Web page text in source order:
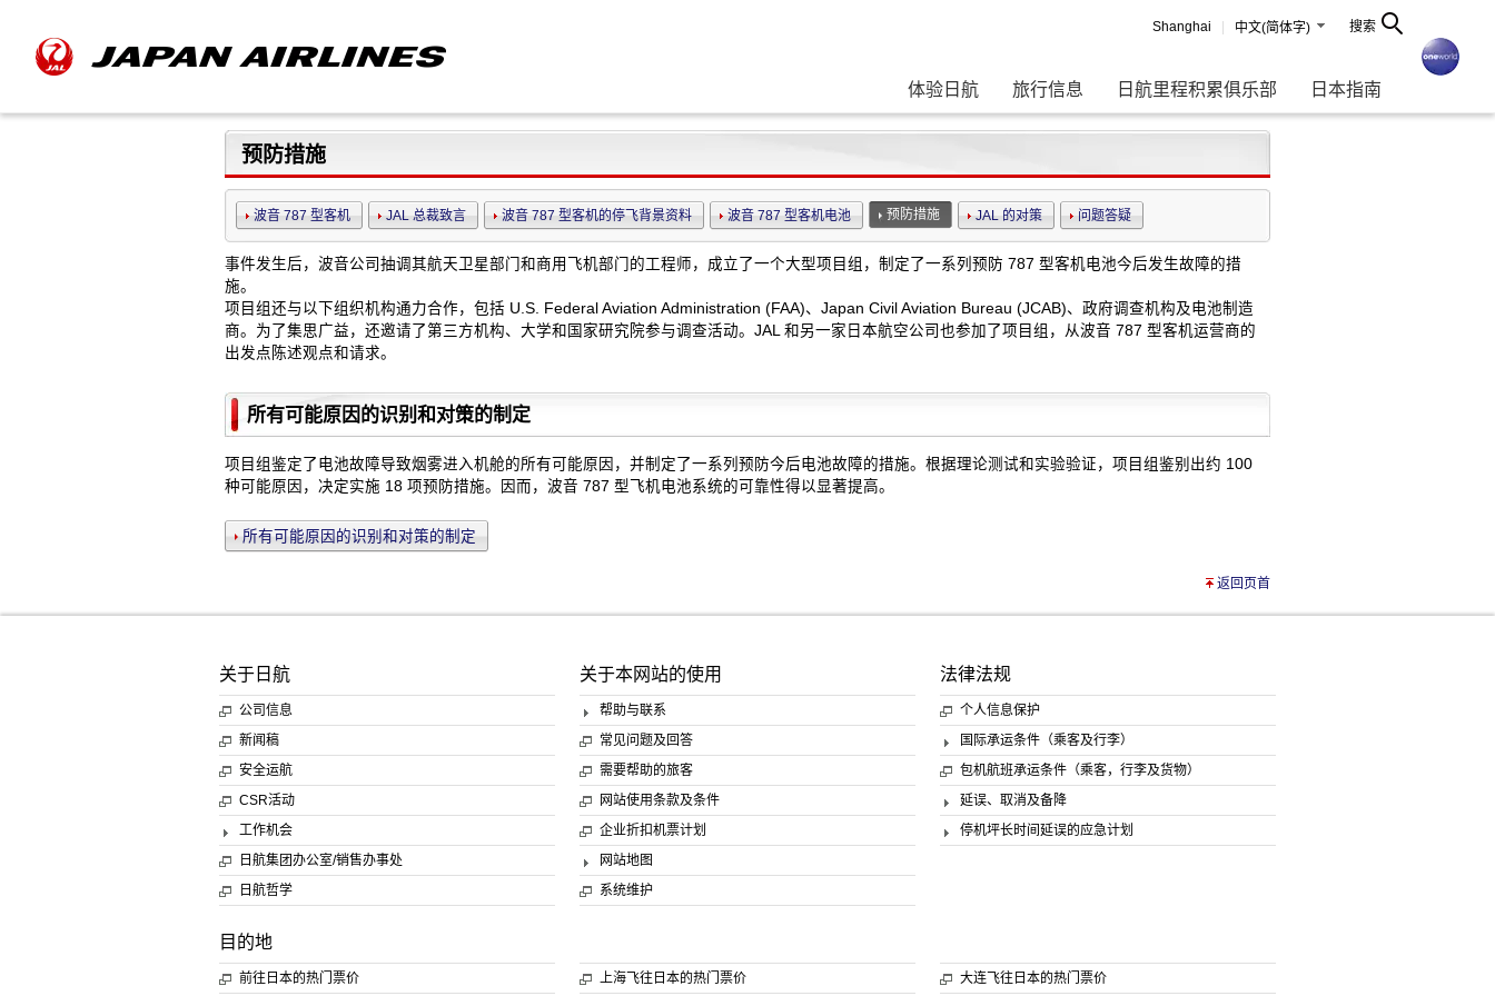
Shanghai 中文(简体字) 搜索
体验日航 旅行信息 日航里程积累俱乐部 日本指南
预防措施
波音 787 型客机 JAL 总裁致言 波音 787 型客机的停飞背景资料 波音 787 型客机电池 预防措施 JAL 的对策 问题答疑
事件发生后，波音公司抽调其航天卫星部门和商用飞机部门的工程师，成立了一个大型项目组，制定了一系列预防 787 型客机电池今后发生故障的措
施。
项目组还与以下组织机构通力合作，包括 U.S. Federal Aviation Administration (FAA)、Japan Civil Aviation Bureau (JCAB)、政府调查机构及电池制造
商。为了集思广益，还邀请了第三方机构、大学和国家研究院参与调查活动。JAL 和另一家日本航空公司也参加了项目组，从波音 787 型客机运营商的
出发点陈述观点和请求。
所有可能原因的识别和对策的制定
项目组鉴定了电池故障导致烟雾进入机舱的所有可能原因，并制定了一系列预防今后电池故障的措施。根据理论测试和实验验证，项目组鉴别出约 100
种可能原因，决定实施 18 项预防措施。因而，波音 787 型飞机电池系统的可靠性得以显著提高。
所有可能原因的识别和对策的制定
返回页首
关于日航
公司信息
新闻稿
安全运航
CSR活动
工作机会
日航集团办公室/销售办事处
日航哲学
关于本网站的使用
帮助与联系
常见问题及回答
需要帮助的旅客
网站使用条款及条件
企业折扣机票计划
网站地图
系统维护
法律法规
个人信息保护
国际承运条件（乘客及行李）
包机航班承运条件（乘客，行李及货物）
延误、取消及备降
停机坪长时间延误的应急计划
目的地
前往日本的热门票价 上海飞往日本的热门票价 大连飞往日本的热门票价